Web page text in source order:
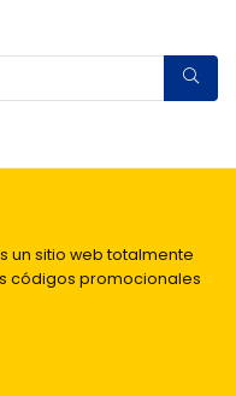
un sitio web totalmente
códigos promocionales